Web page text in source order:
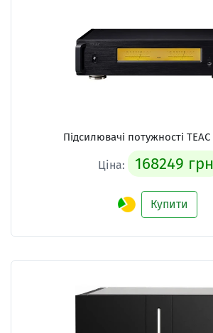
Підсилювачі потужності
Ціна: 168249 грн
Купити